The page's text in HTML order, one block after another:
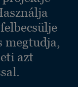
megtudja,
azt